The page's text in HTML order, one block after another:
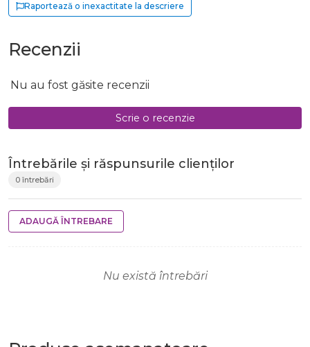
Raportează o inexactitate la descriere
Recenzii
Nu au fost găsite recenzii
Scrie o recenzie
Întrebările și răspunsurile clienților
0 întrebări
ADAUGĂ ÎNTREBARE
Nu există întrebări